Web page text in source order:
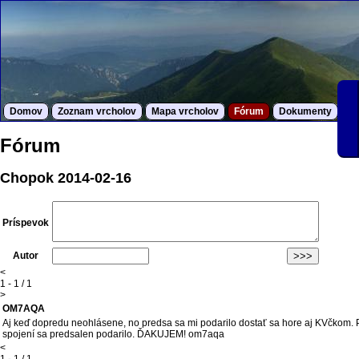
Domov Zoznam vrcholov Mapa vrcholov Fórum Dokumenty
Fórum
Chopok 2014-02-16
Príspevok
Autor
<
1 - 1 / 1
>
OM7AQA
Aj keď dopredu neohlásene, no predsa sa mi podarilo dostať sa hore aj
spojení sa predsalen podarilo. ĎAKUJEM! om7aqa
<